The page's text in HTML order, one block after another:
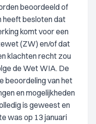
beoordeeld of
heeft besloten dat
komt voor een
(ZW) en/of dat
klachten recht zou
de Wet WIA. De
beoordeling van het
en mogelijkheden
is geweest en
was op 13 januari